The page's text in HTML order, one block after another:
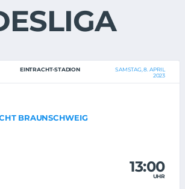
EINTRACHT-STADION
SAMSTAG, 8. APRIL
2023
BRAUNSCHWEIG
13:00
UHR